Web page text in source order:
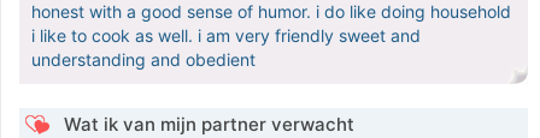
honest with a good sense of humor. i do like doing household
i like to cook as well. i am very friendly sweet and
understanding and obedient
Wat ik van mijn partner verwacht